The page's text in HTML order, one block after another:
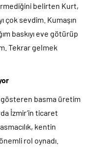
belirten Kurt,
çok sevdim. Kumaşın
baskıyı eve götürüp
Tekrar gelmek
gösteren basma üretim
İzmir’in ticaret
kentin
rol oynadı.